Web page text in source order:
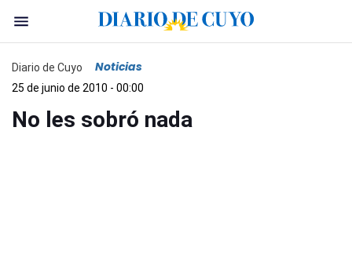
Diario de Cuyo Noticias
25 de junio de 2010 - 00:00
No les sobró nada